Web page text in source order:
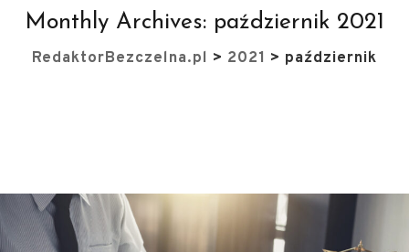
Monthly Archives: październik 2021
RedaktorBezczelna.pl > 2021 > październik